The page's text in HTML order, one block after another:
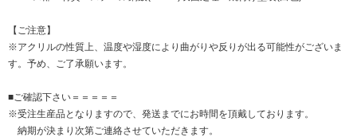
【ご注意】
※アクリルの性質上、温度や湿度により曲がりや反りが出る可能性がございま
す。予め、ご了承願います。
■ご確認下さい＝＝＝＝＝
※受注生産品となりますので、発送までにお時間を頂戴しております。
納期が決まり次第ご連絡させていただきます。